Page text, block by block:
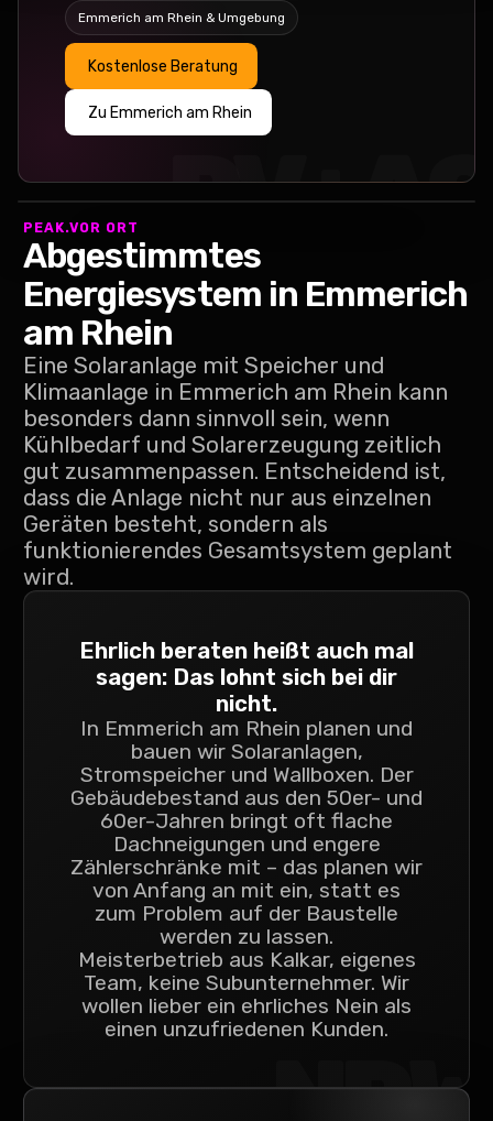
PV+AC
Emmerich am Rhein & Umgebung
Kostenlose Beratung
Zu Emmerich am Rhein
PEAK.VOR ORT
Abgestimmtes
Energiesystem in Emmerich
am Rhein
Eine Solaranlage mit Speicher und
Klimaanlage in Emmerich am Rhein kann
besonders dann sinnvoll sein, wenn
Kühlbedarf und Solarerzeugung zeitlich
gut zusammenpassen. Entscheidend ist,
dass die Anlage nicht nur aus einzelnen
Geräten besteht, sondern als
funktionierendes Gesamtsystem geplant
wird.
Ehrlich beraten heißt auch mal
sagen: Das lohnt sich bei dir
nicht.
In Emmerich am Rhein planen und
bauen wir Solaranlagen,
Stromspeicher und Wallboxen. Der
Gebäudebestand aus den 50er- und
60er-Jahren bringt oft flache
Dachneigungen und engere
Zählerschränke mit – das planen wir
von Anfang an mit ein, statt es
zum Problem auf der Baustelle
werden zu lassen.
Meisterbetrieb aus Kalkar, eigenes
Team, keine Subunternehmer. Wir
wollen lieber ein ehrliches Nein als
einen unzufriedenen Kunden.